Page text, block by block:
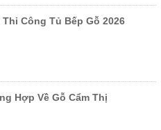
Thi Công Tủ Bếp Gỗ 2026
Hợp Về Gỗ Cẩm Thị